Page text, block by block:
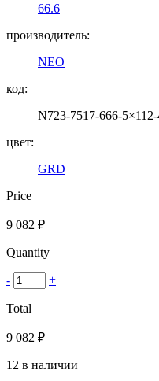
66.6
производитель:
NEO
код:
N723-7517-666-
цвет:
GRD
Price
9 082 ₽
Quantity
- +
Total
9 082 ₽
12 в наличии